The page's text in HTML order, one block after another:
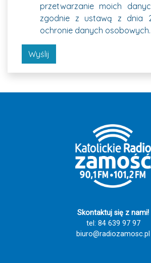
przetwarzanie moich
zgodnie z ustawą z dnia
ochronie danych osobowych.
Wyślij
Skontaktuj się z nami!
tel: 84 639 97 97
biuro@radiozamosc.pl